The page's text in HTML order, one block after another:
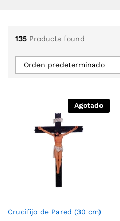
135 Products found
Orden predeterminado
Agotado
Crucifijo de Pared (30 cm)